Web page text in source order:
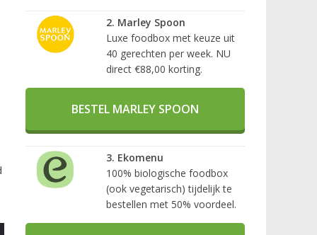
2. Marley Spoon
Luxe foodbox met keuze uit
40 gerechten per week. NU
direct €88,00 korting.
BESTEL MARLEY SPOON
3. Ekomenu
100% biologische foodbox
(ook vegetarisch) tijdelijk te
bestellen met 50% voordeel.